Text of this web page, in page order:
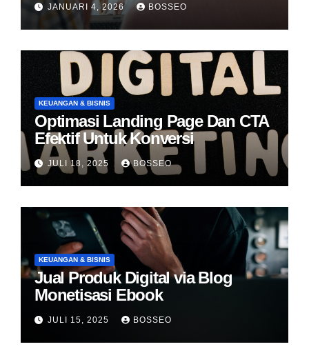
JANUARI 4, 2026 BOSSEO
KEUANGAN & BISNIS
Optimasi Landing Page Dan CTA
Efektif Untuk Konversi
JULI 18, 2025 BOSSEO
KEUANGAN & BISNIS
Jual Produk Digital via Blog
Monetisasi Ebook
JULI 15, 2025 BOSSEO